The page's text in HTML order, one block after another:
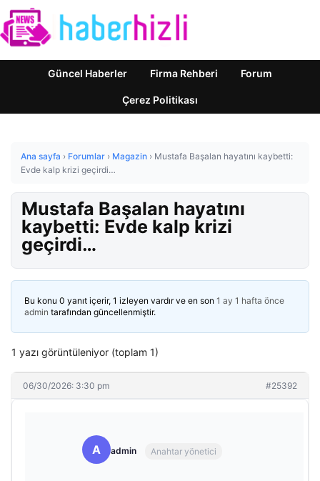
Güncel Haberler Firma Rehberi Forum
Çerez Politikası
Ana sayfa › Forumlar › Magazin › Mustafa Başalan hayatını kaybetti:
Evde kalp krizi geçirdi…
Mustafa Başalan hayatını
kaybetti: Evde kalp krizi
geçirdi…
Bu konu 0 yanıt içerir, 1 izleyen vardır ve en son 1 ay 1 hafta önce
admin tarafından güncellenmiştir.
1 yazı görüntüleniyor (toplam 1)
06/30/2026: 3:30 pm #25392
A admin Anahtar yönetici